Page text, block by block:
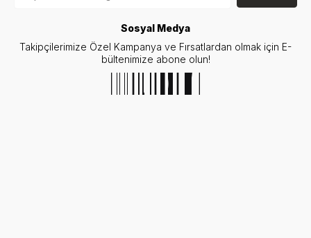
Sosyal Medya
Takipçilerimize Özel Kampanya ve Fırsatlardan olmak için E-
bültenimize abone olun!